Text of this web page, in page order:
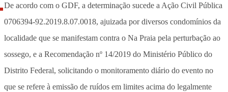
De acordo com o GDF, a determinação sucede a Ação Civil Pública
0706394-92.2019.8.07.0018, ajuizada por diversos condomínios da
localidade que se manifestam contra o Na Praia pela perturbação ao
sossego, e a Recomendação nº 14/2019 do Ministério Público do
Distrito Federal, solicitando o monitoramento diário do evento no
que se refere à emissão de ruídos em limites acima do legalmente